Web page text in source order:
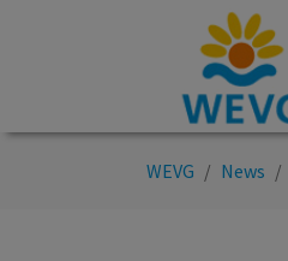
Sie sind hier:
WEVG News